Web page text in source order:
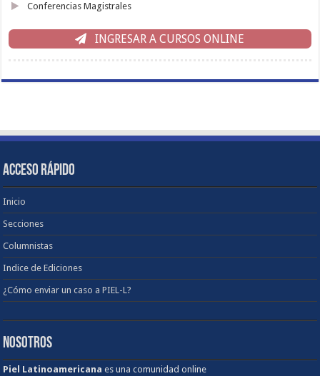
Conferencias Magistrales
INGRESAR A CURSOS ONLINE
ACCESO RÁPIDO
Inicio
Secciones
Columnistas
Indice de Ediciones
¿Cómo enviar un caso a PIEL-L?
NOSOTROS
Piel Latinoamericanaes una comunidad online